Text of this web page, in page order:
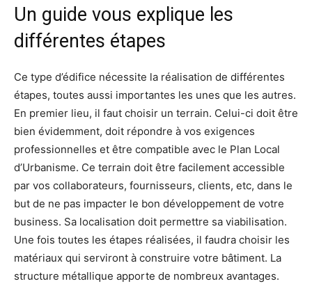
Un guide vous explique les
différentes étapes
Ce type d’édifice nécessite la réalisation de différentes
étapes, toutes aussi importantes les unes que les autres.
En premier lieu, il faut choisir un terrain. Celui-ci doit être
bien évidemment, doit répondre à vos exigences
professionnelles et être compatible avec le Plan Local
d’Urbanisme. Ce terrain doit être facilement accessible
par vos collaborateurs, fournisseurs, clients, etc, dans le
but de ne pas impacter le bon développement de votre
business. Sa localisation doit permettre sa viabilisation.
Une fois toutes les étapes réalisées, il faudra choisir les
matériaux qui serviront à construire votre bâtiment. La
structure métallique apporte de nombreux avantages.